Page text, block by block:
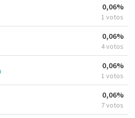
0,06%
1 votos
0,06%
4 votos
0,06%
1 votos
0,06%
7 votos